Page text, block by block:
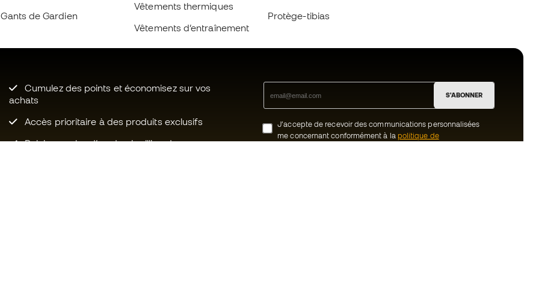
Gants de Gardien
Vêtements thermiques
Vêtements d’entraînement
Protège-tibias
Cumulez des points et économisez sur vos
achats
Accès prioritaire à des produits exclusifs
Rejoignez plus d’un demi-million de
S'ABONNER
J’accepte de recevoir des communications personnalisées
me concernant conformément à la politique de